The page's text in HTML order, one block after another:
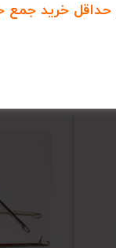
حداقل خرید جمع